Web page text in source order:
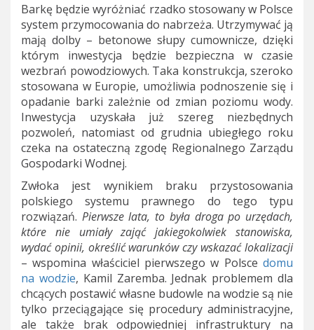
Barkę będzie wyróżniać rzadko stosowany w Polsce
system przymocowania do nabrzeża. Utrzymywać ją
mają dolby – betonowe słupy cumownicze, dzięki
którym inwestycja będzie bezpieczna w czasie
wezbrań powodziowych. Taka konstrukcja, szeroko
stosowana w Europie, umożliwia podnoszenie się i
opadanie barki zależnie od zmian poziomu wody.
Inwestycja uzyskała już szereg niezbędnych
pozwoleń, natomiast od grudnia ubiegłego roku
czeka na ostateczną zgodę Regionalnego Zarządu
Gospodarki Wodnej.
Zwłoka jest wynikiem braku przystosowania
polskiego systemu prawnego do tego typu
rozwiązań. Pierwsze lata, to była droga po urzędach,
które nie umiały zająć jakiegokolwiek stanowiska,
wydać opinii, określić warunków czy wskazać lokalizacji
– wspomina właściciel pierwszego w Polsce domu
na wodzie, Kamil Zaremba. Jednak problemem dla
chcących postawić własne budowle na wodzie są nie
tylko przeciągające się procedury administracyjne,
ale także brak odpowiedniej infrastruktury na